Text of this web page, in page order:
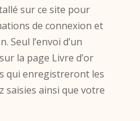
sur ce site pour
de connexion et
Seul l’envoi d’un
la page Livre d’or
qui enregistreront les
saisies ainsi que votre